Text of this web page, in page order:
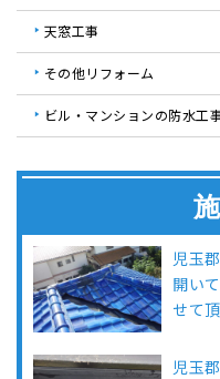
天窓工事
その他リフォーム
ビル・マンションの防水工
児玉
開い
せて
児玉